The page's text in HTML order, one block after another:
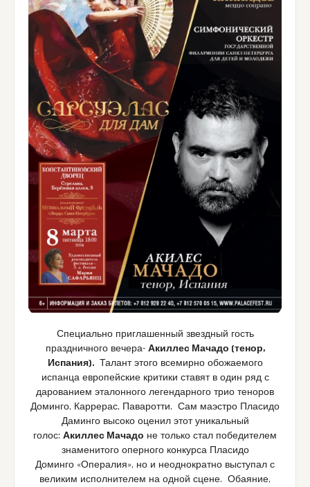
Специально приглашенный звездный гость
праздничного вечера- Акиллес Мачадо (тенор,
Испания).Талант этого всемирно обожаемого
испанца европейские критики ставят в один ряд с
дарованием эталонного легендарного трио теноров
Доминго, Каррерас, Паваротти. Сам маэстро Пласидо
Даминго высоко оценил этот уникальный
голос: Акиллес Мачадо не только стал победителем
знаменитого оперного конкурса Пласидо
Доминго «Опералия», но и неоднократно выступал с
великим исполнителем на одной сцене. Обаяние,